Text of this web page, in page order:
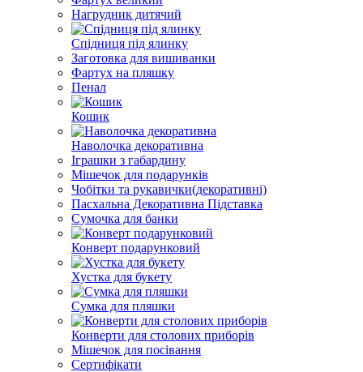
Нагрудник дитячий
Спідниця під ялинку
Заготовка для вишиванки
Фартух на пляшку
Пенал
Кошик
Наволочка декоративна
Іграшки з габардину
Мішечок для подарунків
Чобітки та рукавички(декоративні)
Пасхальна Декоративна Підставка
Сумочка для банки
Конверт подарунковий
Хустка для букету
Сумка для пляшки
Конверти для столових приборів
Мішечок для посівання
Сертифікати